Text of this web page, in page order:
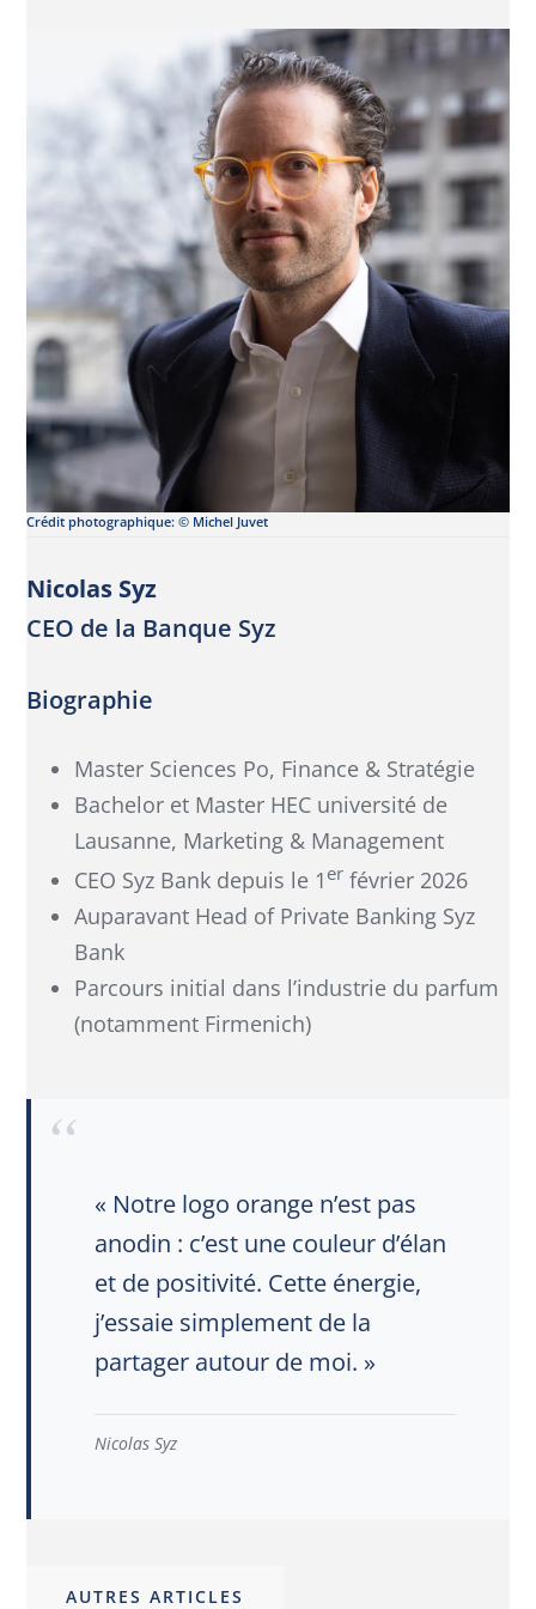
Crédit photographique: © Michel Juvet
Nicolas Syz
CEO de la Banque Syz
Biographie
Master Sciences Po, Finance & Stratégie
Bachelor et Master HEC université de
Lausanne, Marketing & Management
CEO Syz Bank depuis le 1 er février 2026
Auparavant Head of Private Banking Syz
Bank
Parcours initial dans l’industrie du parfum
(notamment Firmenich)
« Notre logo orange n’est pas
anodin : c’est une couleur d’élan
et de positivité. Cette énergie,
j’essaie simplement de la
partager autour de moi. »
Nicolas Syz
AUTRES ARTICLES